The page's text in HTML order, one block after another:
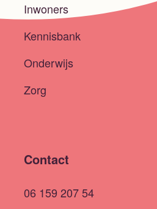
Inwoners
Kennisbank
Onderwijs
Zorg
Contact
06 159 207 54